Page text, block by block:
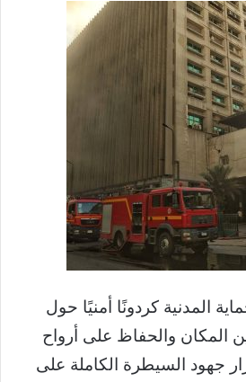
المدنية كردونًا أمنيًا حول
المكان والحفاظ على أرواح
جهود السيطرة الكاملة على